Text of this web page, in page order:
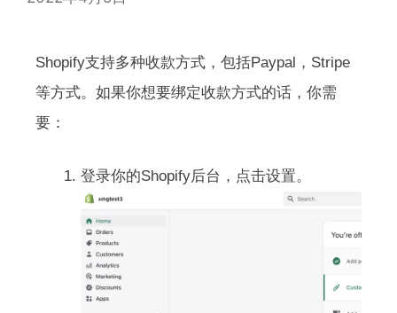
Shopify支持多种收款方式，包括Paypal，Stripe
等方式。如果你想要绑定收款方式的话，你需
要：
登录你的Shopify后台，点击设置。